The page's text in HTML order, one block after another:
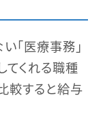
「医療事務」
てくれる職種
較すると給与